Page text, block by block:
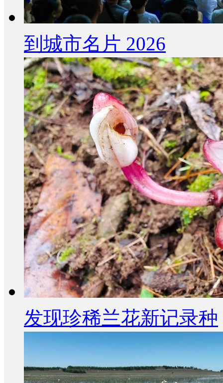
到城市名片 2026
发现珍稀兰花新记录种